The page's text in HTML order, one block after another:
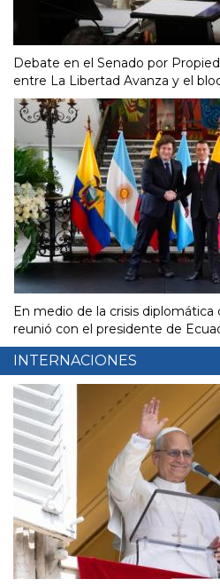
Debate en el Senado por
entre La Libertad Avanza y el
En medio de la crisis diplomática
reunió con el presidente de
INTERNACIONES